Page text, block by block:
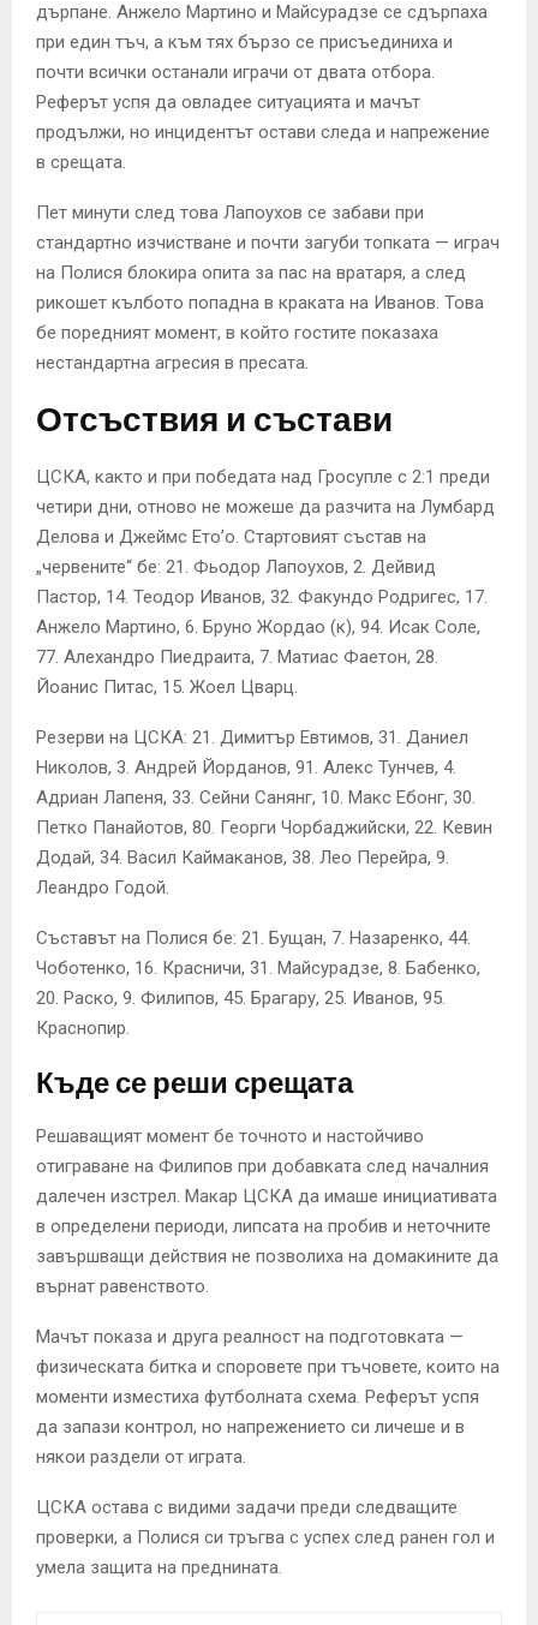
дърпане. Анжело Мартино и Майсурадзе се сдърпаха
при един тъч, а към тях бързо се присъединиха и
почти всички останали играчи от двата отбора.
Реферът успя да овладее ситуацията и мачът
продължи, но инцидентът остави следа и напрежение
в срещата.
Пет минути след това Лапоухов се забави при
стандартно изчистване и почти загуби топката — играч
на Полися блокира опита за пас на вратаря, а след
рикошет кълбото попадна в краката на Иванов. Това
бе поредният момент, в който гостите показаха
нестандартна агресия в пресата.
Отсъствия и състави
ЦСКА, както и при победата над Гросупле с 2:1 преди
четири дни, отново не можеше да разчита на Лумбард
Делова и Джеймс Ето’о. Стартовият състав на
„червените“ бе: 21. Фьодор Лапоухов, 2. Дейвид
Пастор, 14. Теодор Иванов, 32. Факундо Родригес, 17.
Анжело Мартино, 6. Бруно Жордао (к), 94. Исак Соле,
77. Алехандро Пиедраита, 7. Матиас Фаетон, 28.
Йоанис Питас, 15. Жоел Цварц.
Резерви на ЦСКА: 21. Димитър Евтимов, 31. Даниел
Николов, 3. Андрей Йорданов, 91. Алекс Тунчев, 4.
Адриан Лапеня, 33. Сейни Санянг, 10. Макс Ебонг, 30.
Петко Панайотов, 80. Георги Чорбаджийски, 22. Кевин
Додай, 34. Васил Каймаканов, 38. Лео Перейра, 9.
Леандро Годой.
Съставът на Полися бе: 21. Бущан, 7. Назаренко, 44.
Чоботенко, 16. Красничи, 31. Майсурадзе, 8. Бабенко,
20. Раско, 9. Филипов, 45. Брагару, 25. Иванов, 95.
Краснопир.
Къде се реши срещата
Решаващият момент бе точното и настойчиво
отиграване на Филипов при добавката след началния
далечен изстрел. Макар ЦСКА да имаше инициативата
в определени периоди, липсата на пробив и неточните
завършващи действия не позволиха на домакините да
върнат равенството.
Мачът показа и друга реалност на подготовката —
физическата битка и споровете при тъчовете, които на
моменти изместиха футболната схема. Реферът успя
да запази контрол, но напрежението си личеше и в
някои раздели от играта.
ЦСКА остава с видими задачи преди следващите
проверки, а Полися си тръгва с успех след ранен гол и
умела защита на преднината.